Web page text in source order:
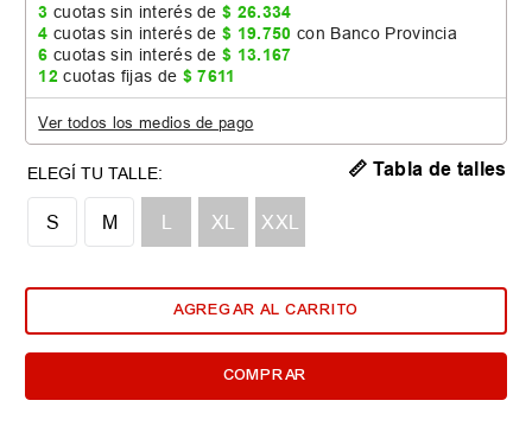
3 cuotas sin interés de$ 26.334
4 cuotas sin interés de$ 19.750 con Banco Provincia
6 cuotas sin interés de$ 13.167
12 cuotas fijas de $ 7611
Ver todos los medios de pago
S L
M XL XXL
📏 Tabla de talles
AGREGAR AL CARRITO
COMPRAR